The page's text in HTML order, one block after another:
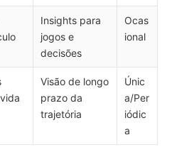
Insights para
jogos e
decisões
Ocas
ional
Visão de longo
prazo da
trajetória
Únic
a/Per
iódic
a